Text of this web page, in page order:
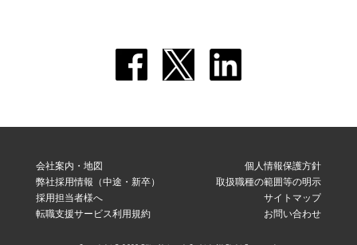
会社案内・地図
弊社採用情報（中途・新卒）
採用担当者様へ
転職支援サービス利用規約
個人情報保護方針
取扱職種の範囲等の明示
サイトマップ
お問い合わせ